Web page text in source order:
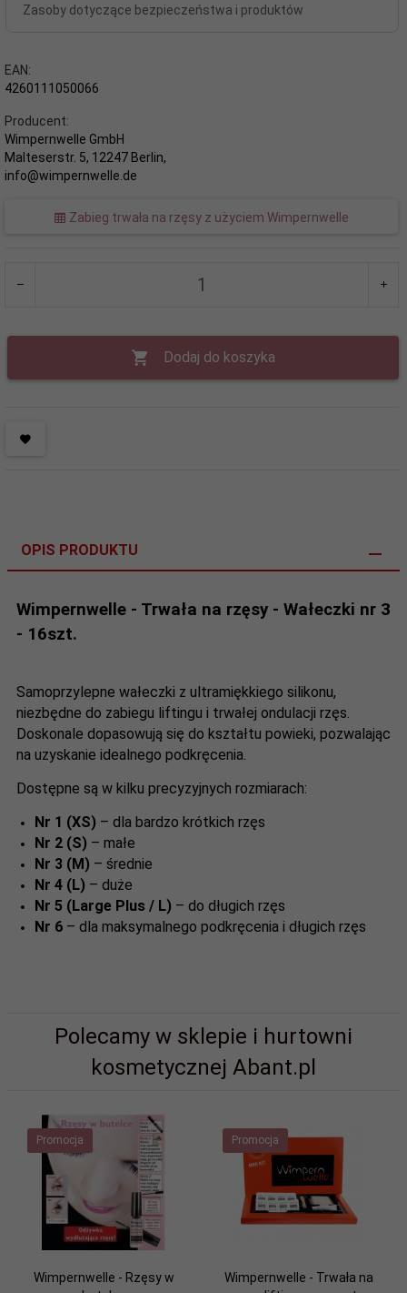
Zasoby dotyczące bezpieczeństwa i produktów
EAN:
4260111050066
Producent:
Wimpernwelle GmbH
Malteserstr. 5, 12247 Berlin,
info@wimpernwelle.de
Zabieg trwała na rzęsy z użyciem Wimpernwelle
Dodaj do koszyka
OPIS PRODUKTU
Wimpernwelle - Trwała na rzęsy - Wałeczki nr 3
- 16szt.
Samoprzylepne wałeczki z ultramiękkiego silikonu,
niezbędne do zabiegu liftingu i trwałej ondulacji rzęs.
Doskonale dopasowują się do kształtu powieki, pozwalając
na uzyskanie idealnego podkręcenia.
Dostępne są w kilku precyzyjnych rozmiarach:
Nr 1 (XS) – dla bardzo krótkich rzęs
Nr 2 (S) – małe
Nr 3 (M) – średnie
Nr 4 (L) – duże
Nr 5 (Large Plus / L) – do długich rzęs
Nr 6 – dla maksymalnego podkręcenia i długich rzęs
Polecamy w sklepie i hurtowni
kosmetycznej Abant.pl
Promocja
Wimpernwelle - Rzęsy w
Promocja
Wimpernwelle - Trwała na